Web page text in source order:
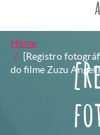
Home
[Registro
do filme Zuzu Angel